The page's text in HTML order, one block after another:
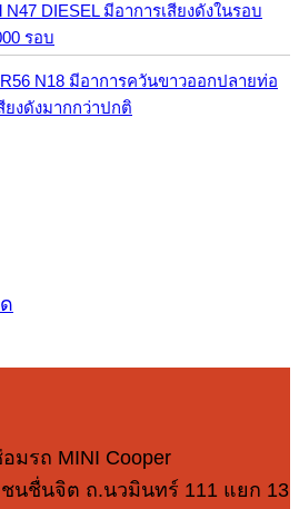
DIESEL มีอาการเสียงดังในรอบ
รอบ
N18 มีอาการควันขาวออกปลายท่อ
ยงดังมากกว่าปกติ
มรถ MINI Cooper
นชื่นจิต ถ.นวมินทร์ 111 แยก 13